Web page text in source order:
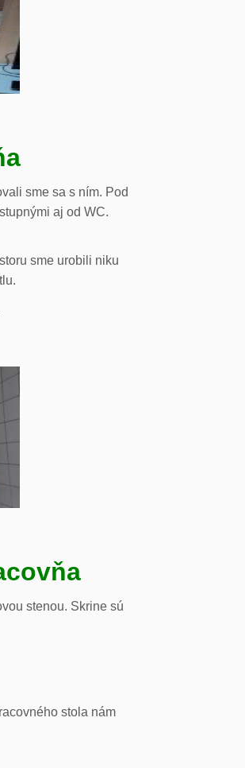
sme sa s ním. Pod
aj od WC.
sme urobili niku
stenou. Skrine sú
stola nám